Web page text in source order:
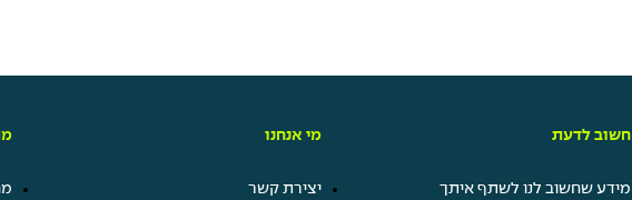
חשוב לדעת
מידע שחשוב לנו לשתף איתך
מי אנחנו
יצירת קשר